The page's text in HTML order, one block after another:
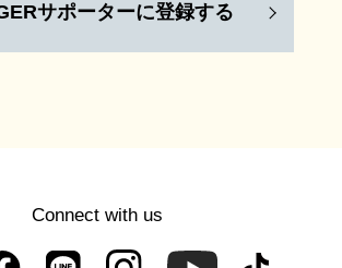
サポーターに登録する
Connect with us